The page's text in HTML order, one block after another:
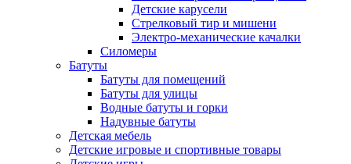
Детские карусели
Стрелковый тир и мишени
Электро-механические качалки
Силомеры
Батуты
Батуты для помещений
Батуты для улицы
Водные батуты и горки
Надувные батуты
Детская мебель
Детские игровые и спортивные товары